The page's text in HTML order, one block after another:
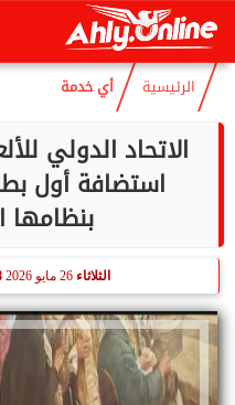
الجمعة
الرئيسية أي خدمة
الاتحاد الدولي
استضافة أول
بنظامها
الثلاثاء 26 مايو 2026